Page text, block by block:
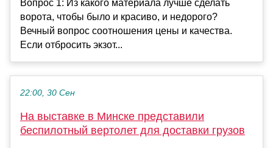
Вопрос 1: Из какого материала лучше сделать
ворота, чтобы было и красиво, и недорого?
Вечный вопрос соотношения цены и качества.
Если отбросить экзот...
22:00, 30 Сен
На выставке в Минске представили
беспилотный вертолет для доставки грузов